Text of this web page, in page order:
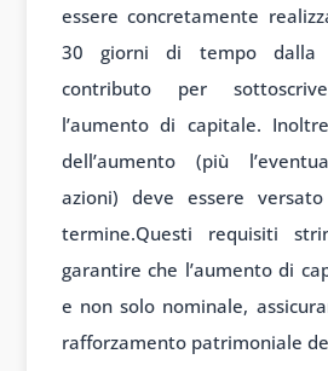
essere concretamente
30 giorni di tempo dalla
contributo per
l’aumento di capitale.
dell’aumento (più
azioni) deve essere
termine.Questi requisiti
garantire che l’aumento di
e non solo nominale,
rafforzamento patrimoniale